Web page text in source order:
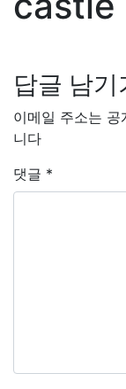
답글 남기
이메일 주소는 공
니다
댓글 *